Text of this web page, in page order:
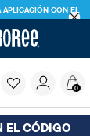
CON EL
las
0
EL CÓDIGO